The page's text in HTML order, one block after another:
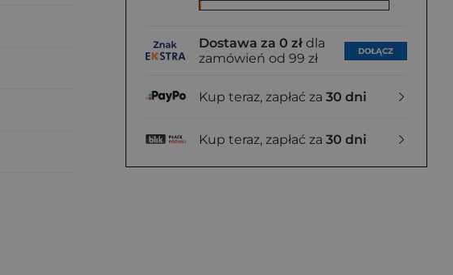
Dostawa za 0 zł dla
zamówień od 99 zł
DOŁĄCZ
Kup teraz, zapłać za 30 dni
Kup teraz, zapłać za 30 dni